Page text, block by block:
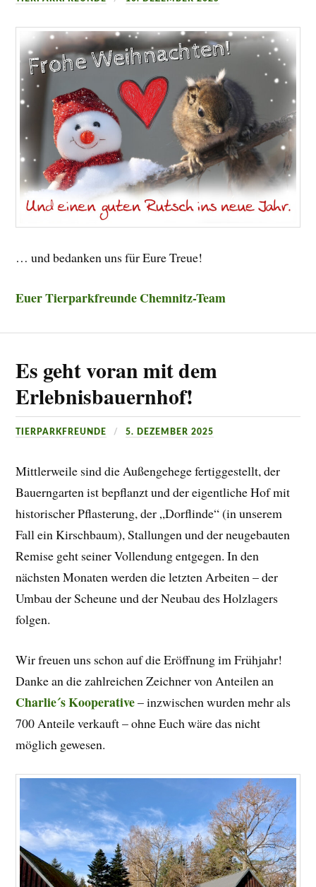
… und bedanken uns für Eure Treue!
Euer TierparkfreundeChemnitz-Team
Es geht voran mit dem
Erlebnisbauernhof!
TIERPARKFREUNDE 5. DEZEMBER 2025
Mittlerweile sind die Außengehege fertiggestellt, der
Bauerngarten ist bepflanzt und der eigentliche Hof mit
historischer Pflasterung, der „Dorflinde“ (in unserem
Fall ein Kirschbaum), Stallungen und der neugebauten
Remise geht seiner Vollendung entgegen. In den
nächsten Monaten werden die letzten Arbeiten – der
Umbau der Scheune und der Neubau des Holzlagers
folgen.
Wir freuen uns schon auf die Eröffnung im Frühjahr!
Danke an die zahlreichen Zeichner von Anteilen an
Charlie´s Kooperative– inzwischen wurden mehr als
700 Anteile verkauft – ohne Euch wäre das nicht
möglich gewesen.